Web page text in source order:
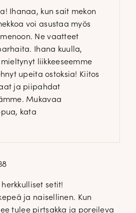
Ihanaa, kun sait mekon
voi asustaa myös
Ne vaatteet
Ihana kuulla,
liikkeeseemme
upeita ostoksia! Kiitos
ja piipahdat
Mukavaa
kata
setit!
ja naisellinen. Kun
tulee pirtsakka ja poreileva